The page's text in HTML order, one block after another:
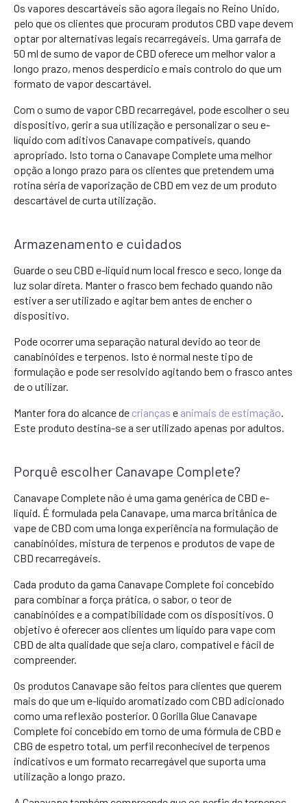
Os vapores descartáveis são agora ilegais no Reino Unido,
pelo que os clientes que procuram produtos CBD vape devem
optar por alternativas legais recarregáveis. Uma garrafa de
50 ml de sumo de vapor de CBD oferece um melhor valor a
longo prazo, menos desperdício e mais controlo do que um
formato de vapor descartável.
Com o sumo de vapor CBD recarregável, pode escolher o seu
dispositivo, gerir a sua utilização e personalizar o seu e-
líquido com aditivos Canavape compatíveis, quando
apropriado. Isto torna o Canavape Complete uma melhor
opção a longo prazo para os clientes que pretendem uma
rotina séria de vaporização de CBD em vez de um produto
descartável de curta utilização.
Armazenamento e cuidados
Guarde o seu CBD e-liquid num local fresco e seco, longe da
luz solar direta. Manter o frasco bem fechado quando não
estiver a ser utilizado e agitar bem antes de encher o
dispositivo.
Pode ocorrer uma separação natural devido ao teor de
canabinóides e terpenos. Isto é normal neste tipo de
formulação e pode ser resolvido agitando bem o frasco antes
de o utilizar.
Manter fora do alcance de crianças e animais de estimação
Este produto destina-se a ser utilizado apenas por adultos.
Porquê escolher Canavape Complete?
Canavape Complete não é uma gama genérica de CBD e-
liquid. É formulada pela Canavape, uma marca britânica de
vape de CBD com uma longa experiência na formulação de
canabinóides, mistura de terpenos e produtos de vape de
CBD recarregáveis.
Cada produto da gama Canavape Complete foi concebido
para combinar a força prática, o sabor, o teor de
canabinóides e a compatibilidade com os dispositivos. O
objetivo é oferecer aos clientes um líquido para vape com
CBD de alta qualidade que seja claro, compatível e fácil de
compreender.
Os produtos Canavape são feitos para clientes que querem
mais do que um e-líquido aromatizado com CBD adicionado
como uma reflexão posterior. O Gorilla Glue Canavape
Complete foi concebido em torno de uma fórmula de CBD e
CBG de espetro total, um perfil reconhecível de terpenos
indicativos e um formato recarregável que suporta uma
utilização a longo prazo.